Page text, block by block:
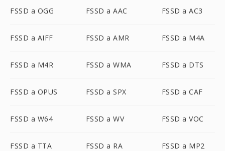
FSSD a OGG FSSD a AAC FSSD a AC3
FSSD a AIFF FSSD a AMR FSSD a M4A
FSSD a M4R FSSD a WMA FSSD a DTS
FSSD a OPUS FSSD a SPX FSSD a CAF
FSSD a W64 FSSD a WV FSSD a VOC
FSSD a TTA FSSD a RA FSSD a MP2